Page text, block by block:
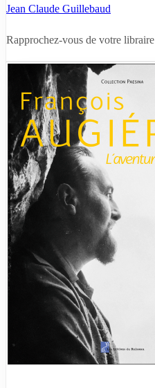
Jean Claude Guillebaud
Rapprochez-vous de votre libraire